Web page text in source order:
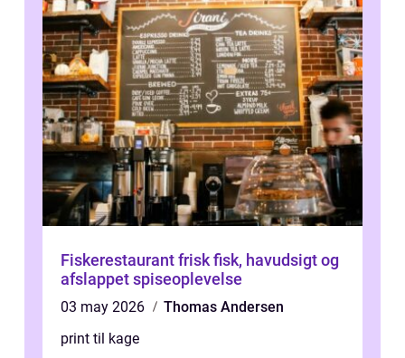
Fiskerestaurant frisk fisk, havudsigt og
afslappet spiseoplevelse
03 may 2026
Thomas Andersen
print til kage